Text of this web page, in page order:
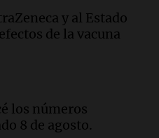
la servilleta que
el primer
Barcelona
"Sin Jorge, no sé si
adonde llegó"
y al Estado
de la vacuna
los números
8 de agosto.